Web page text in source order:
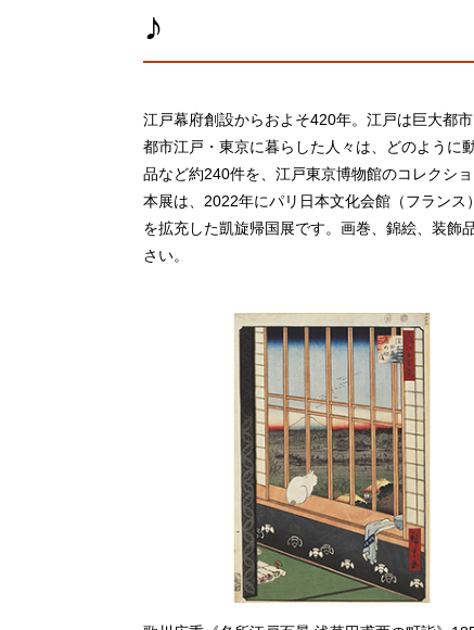
♪
江戸幕府創設からおよそ420年。江戸は巨大都
都市江戸・東京に暮らした人々は、どのように
品など約240件を、江戸東京博物館のコレクシ
本展は、2022年にパリ日本文化会館（フラン
を拡充した凱旋帰国展です。画巻、錦絵、装飾
さい。